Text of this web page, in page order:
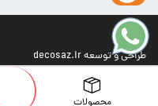
طراحی و توسعهdecosaz.ir
محصولات